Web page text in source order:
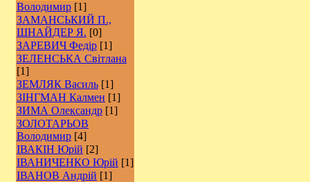
Володимир [1]
ЗАМАНСЬКИЙ П.,
ШНАЙДЕР Я. [0]
ЗАРЕВИЧ Федір [1]
ЗЕЛЕНСЬКА Світлана
[1]
ЗЕМЛЯК Василь [1]
ЗІНГМАН Калмен [1]
ЗИМА Олександр [1]
ЗОЛОТАРЬОВ
Володимир [4]
ІВАКІН Юрій [2]
ІВАНИЧЕНКО Юрій [1]
ІВАНОВ Андрій [1]